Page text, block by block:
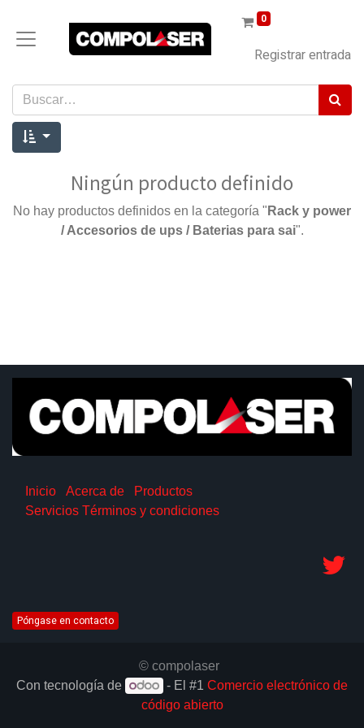
0
Registrar entrada
Ningún producto definido
No hay productos definidos en la categoría " Rack y power
/ Accesorios de ups / Baterias para sai".
Inicio Acerca de
Productos
Servicios Términos y condiciones
Póngase en contacto
© compolaser
Con tecnología de
- El #1 Comercio electrónico de
código abierto